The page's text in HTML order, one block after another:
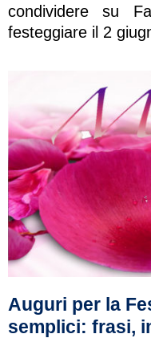
condividere su
festeggiare il 2
Auguri per la
semplici: frasi,